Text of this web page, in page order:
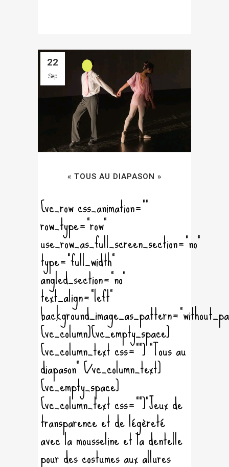
22
Sep
« TOUS AU DIAPASON »
[vc_row css_animation=""
row_type="row"
use_row_as_full_screen_section="no"
type="full_width"
angled_section="no"
text_align="left"
[vc_column][vc_empty_space]
[vc_column_text css=""] "Tous au
diapason" [/vc_column_text]
[vc_empty_space]
[vc_column_text css=""]"Jeux de
transparence et de légèreté
avec la mousseline et la dentelle
pour des costumes aux allures